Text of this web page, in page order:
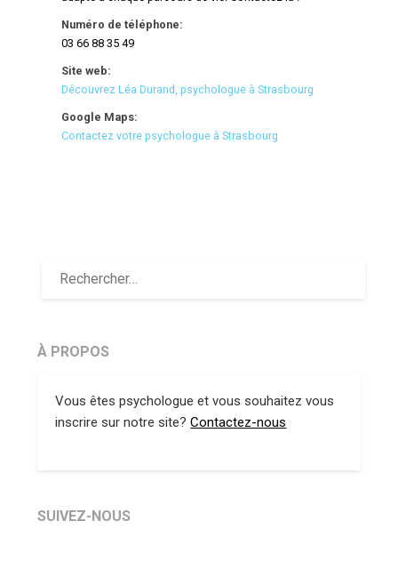
Numéro de téléphone:
03 66 88 35 49
Site web:
Découvrez Léa Durand, psychologue à Strasbourg
Google Maps:
Contactez votre psychologue à Strasbourg
À PROPOS
Vous êtes psychologue et vous souhaitez vous
inscrire sur notre site?Contactez-nous
SUIVEZ-NOUS